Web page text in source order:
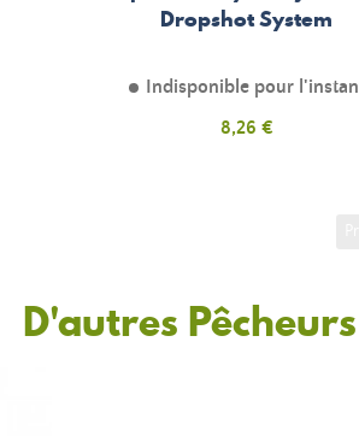
Dropshot System
Indisponible pour
Prix
8,26 €
D'autres